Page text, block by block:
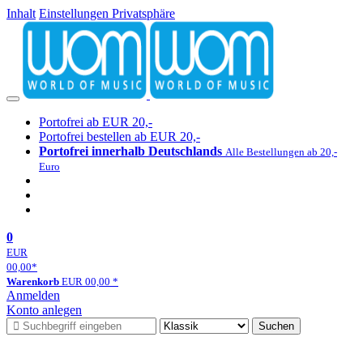
Inhalt Einstellungen Privatsphäre
Portofrei ab EUR 20,-
Portofrei bestellen ab EUR 20,-
Portofrei innerhalb Deutschlands Alle Bestellungen ab 20,-
Euro
0
EUR
00,00*
Warenkorb EUR 00,00 *
Anmelden
Konto anlegen
Suchen